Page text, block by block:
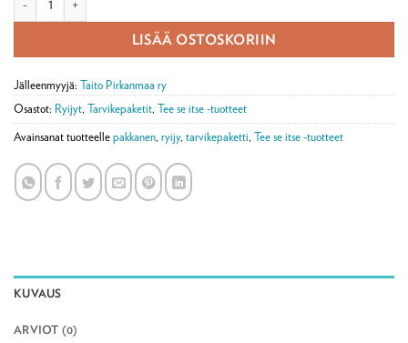
LISÄÄ OSTOSKORIIN
Jälleenmyyjä: Taito Pirkanmaa ry
Osastot: Ryijyt, Tarvikepaketit, Tee se itse -tuotteet
Avainsanat tuotteelle pakkanen, ryijy, tarvikepaketti, Tee se itse -tuotteet
KUVAUS
ARVIOT (0)